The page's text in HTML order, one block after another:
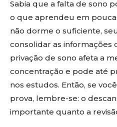
Sabia que a falta de sono
o que aprendeu em
não dorme o suficiente,
consolidar as informações
privação de sono afeta a
concentração e pode até
nos estudos. Então, se
prova, lembre-se: o
importante quanto a